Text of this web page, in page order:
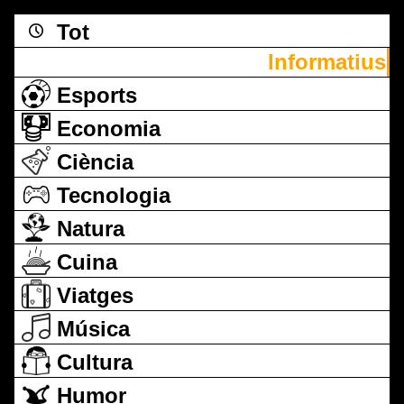
Tot
Informatius
Esports
Economia
Ciència
Tecnologia
Natura
Cuina
Viatges
Música
Cultura
Humor